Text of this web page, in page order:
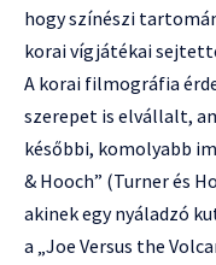
hogy színészi
korai vígjátékai
A korai filmográfia
szerepet is elvállalt,
későbbi, komolyabb
& Hooch” (Turner és
akinek egy nyáladzó
a „Joe Versus the